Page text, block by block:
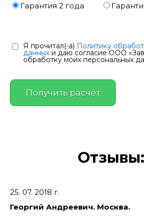
Гарантия 2 года
Я прочитал(-а) Политику
данных и даю согласие ООО
обработку моих персональных
Отзывы:
25. 07. 2018 г.
Георгий Андреевич. Москва.